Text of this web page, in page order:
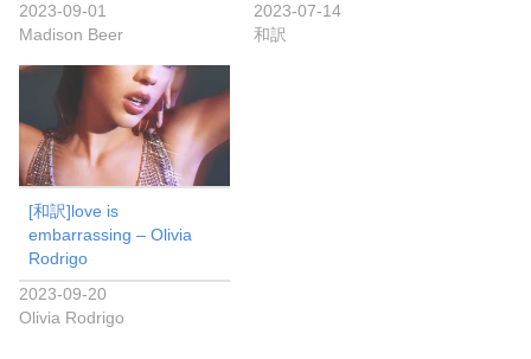
2023-09-01
Madison Beer
2023-07-14
和訳
[和訳]love is
embarrassing – Olivia
Rodrigo
2023-09-20
Olivia Rodrigo